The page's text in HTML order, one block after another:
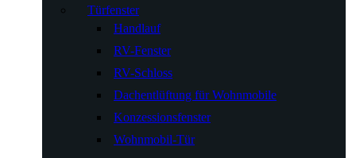
Türfenster
Handlauf
RV-Fenster
RV-Schloss
Dachentlüftung für Wohnmobile
Konzessionsfenster
Wohnmobil-Tür